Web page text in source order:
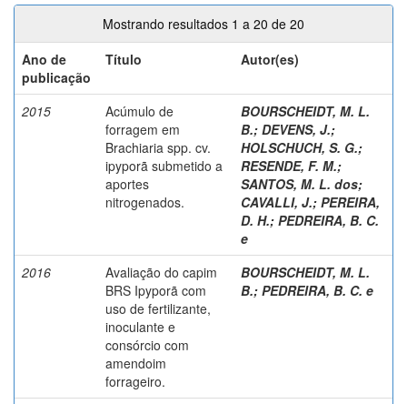
Mostrando resultados 1 a 20 de 20
Ano de
publicação
Título Autor(es)
2015
Acúmulo de
forragem em
Brachiaria spp. cv.
ipyporã submetido a
aportes
nitrogenados.
BOURSCHEIDT, M. L.
B.; DEVENS, J.;
HOLSCHUCH, S. G.;
RESENDE, F. M.;
SANTOS, M. L. dos;
CAVALLI, J.; PEREIRA,
D. H.; PEDREIRA, B. C.
e
2016
Avaliação do capim
BRS Ipyporã com
uso de fertilizante,
inoculante e
consórcio com
amendoim
forrageiro.
BOURSCHEIDT, M. L.
B.; PEDREIRA, B. C. e